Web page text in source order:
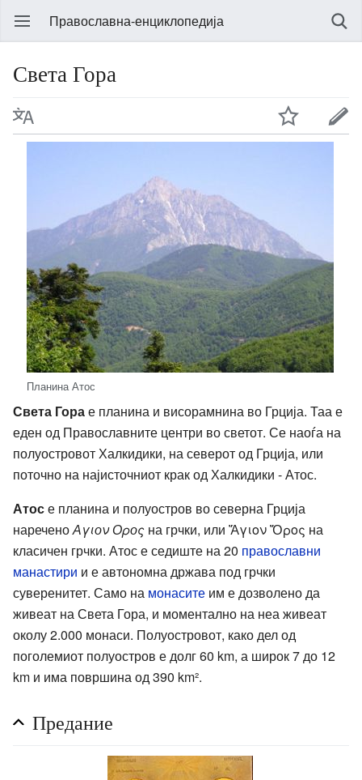
Православна-енциклопедија
Света Гора
Планина Атос
Света Горае планина и висорамнина во Грција. Таа е
еден од Православните центри во светот. Се наоѓа на
полуостровот Халкидики, на северот од Грција, или
поточно на најисточниот крак од Халкидики - Атос.
Атосе планина и полуостров во северна Грција
нареченоАγιоν Оρоς на грчки, или Ἅγιον Ὄρος на
класичен грчки. Атос е седиште на 20 православни
манастири и е автономна држава под грчки
суверенитет. Само на монасите им е дозволено да
живеат на Света Гора, и моментално на неа живеат
околу 2.000 монаси. Полуостровот, како дел од
поголемиот полуостров е долг 60 km, а широк 7 до 12
km и има површина од 390 km².
Предание